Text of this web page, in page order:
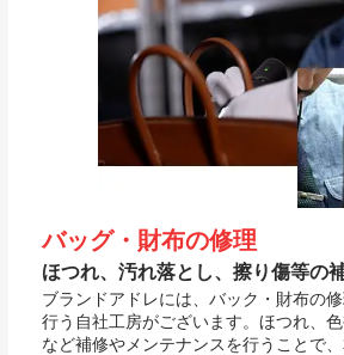
バッグ・財布の修理
ほつれ、汚れ落とし、擦り傷等の
ブランドアドレには、バック・財布の
行う自社工房がございます。ほつれ、
など補修やメンテナンスを行うことで